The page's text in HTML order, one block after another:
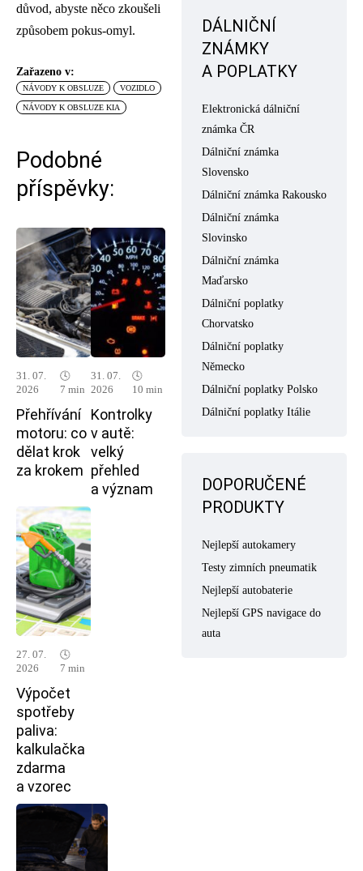
důvod, abyste něco zkoušeli
způsobem pokus-omyl.
Zařazeno v:
NÁVODY K OBSLUZE VOZIDLO
NÁVODY K OBSLUZE KIA
Podobné
příspěvky:
31. 07.
2026
🕓
7 min
Přehřívání
motoru: co
dělat krok
za krokem
31. 07.
2026
🕓
10 min
Kontrolky
v autě:
velký
přehled
a význam
27. 07.
2026
🕓
7 min
Výpočet
spotřeby
paliva:
kalkulačka
zdarma
a vzorec
DÁLNIČNÍ
ZNÁMKY
A POPLATKY
Elektronická dálniční
známka ČR
Dálniční známka
Slovensko
Dálniční známka Rakousko
Dálniční známka
Slovinsko
Dálniční známka
Maďarsko
Dálniční poplatky
Chorvatsko
Dálniční poplatky
Německo
Dálniční poplatky Polsko
Dálniční poplatky Itálie
DOPORUČENÉ
PRODUKTY
Nejlepší autokamery
Testy zimních pneumatik
Nejlepší autobaterie
Nejlepší GPS navigace do
auta